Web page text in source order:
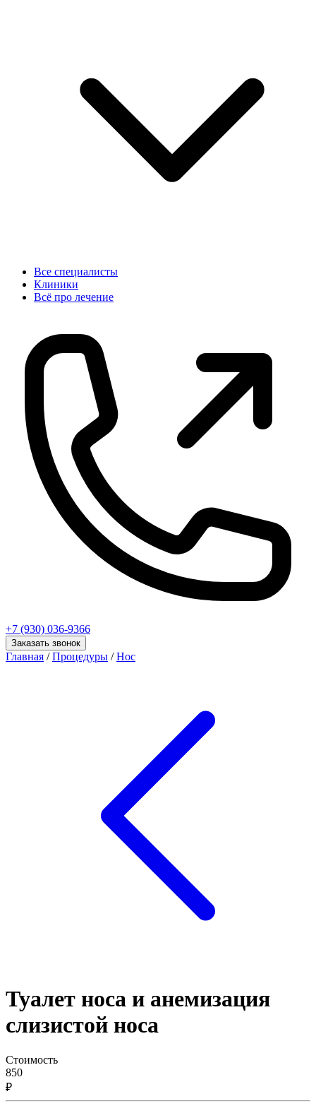
Все специалисты
Клиники
Всё про лечение
+7 (930) 036-9366
Заказать звонок
Главная /Процедуры /Нос
Туалет носа и анемизация
слизистой носа
Стоимость
850
₽